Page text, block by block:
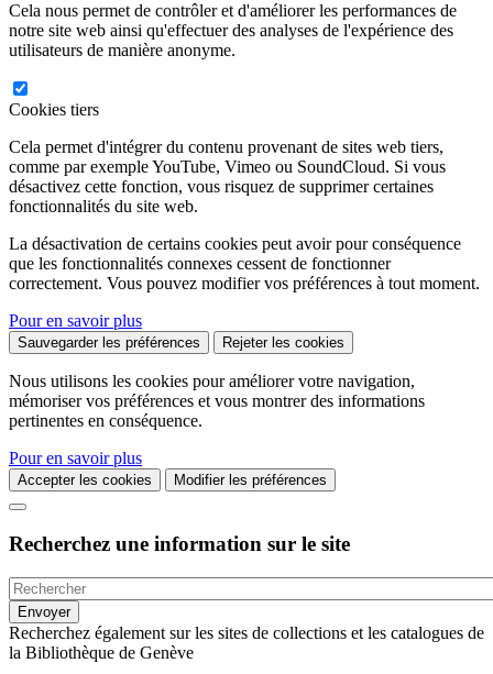
Cela nous permet de contrôler et d'améliorer les performances de
notre site web ainsi qu'effectuer des analyses de l'expérience des
utilisateurs de manière anonyme.
Cookies tiers
Cela permet d'intégrer du contenu provenant de sites web tiers,
comme par exemple YouTube, Vimeo ou SoundCloud. Si vous
désactivez cette fonction, vous risquez de supprimer certaines
fonctionnalités du site web.
La désactivation de certains cookies peut avoir pour conséquence
que les fonctionnalités connexes cessent de fonctionner
correctement. Vous pouvez modifier vos préférences à tout moment.
Pour en savoir plus
Sauvegarder les préférences Rejeter les cookies
Nous utilisons les cookies pour améliorer votre navigation,
mémoriser vos préférences et vous montrer des informations
pertinentes en conséquence.
Pour en savoir plus
Accepter les cookies Modifier les préférences
Recherchez une information sur le site
Recherchez également sur les sites de collections et les catalogues de
la Bibliothèque de Genève